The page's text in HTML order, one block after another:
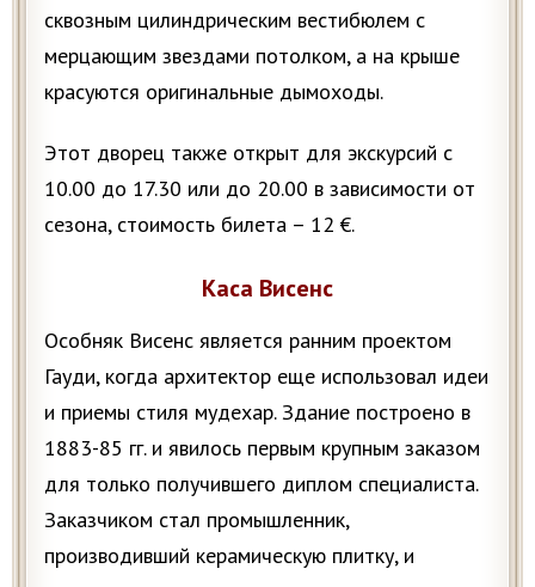
сквозным цилиндрическим вестибюлем с
мерцающим звездами потолком, а на крыше
красуются оригинальные дымоходы.
Этот дворец также открыт для экскурсий с
10.00 до 17.30 или до 20.00 в зависимости от
сезона, стоимость билета – 12 €.
Каса Висенс
Особняк Висенс является ранним проектом
Гауди, когда архитектор еще использовал идеи
и приемы стиля мудехар. Здание построено в
1883-85 гг. и явилось первым крупным заказом
для только получившего диплом специалиста.
Заказчиком стал промышленник,
производивший керамическую плитку, и